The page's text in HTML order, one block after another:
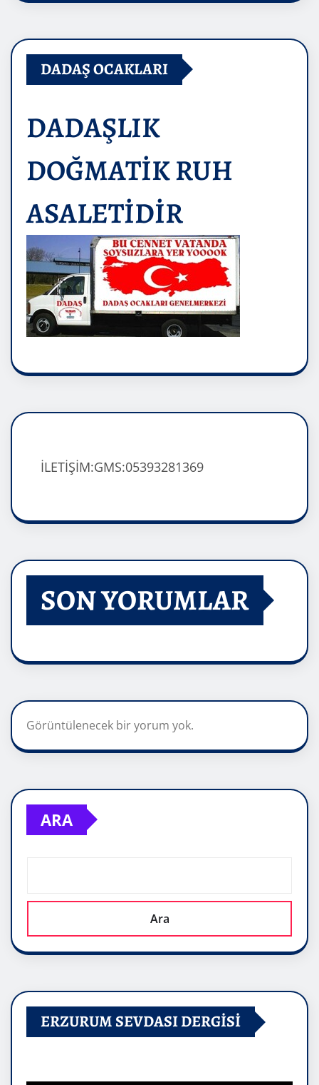
DADAŞ OCAKLARI
DADAŞLIK
DOĞMATİK RUH
ASALETİDİR
İLETİŞİM:GMS:05393281369
SON YORUMLAR
Görüntülenecek bir yorum yok.
ARA
Ara
ERZURUM SEVDASI DERGİSİ